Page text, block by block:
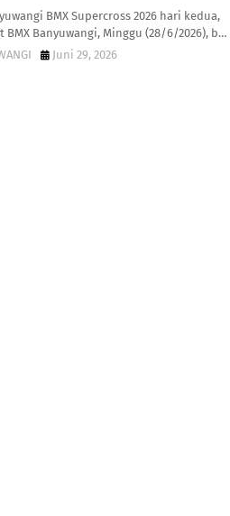
BMX Supercross 2026 hari kedua,
Banyuwangi, Minggu (28/6/2026), b…
Juni 29, 2026